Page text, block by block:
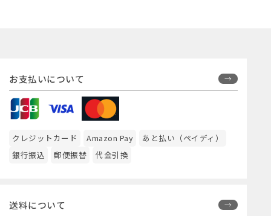
お支払いについて
クレジットカード Amazon Pay
あと払い（ペイディ）
銀行振込
郵便振替 代金引換
送料について